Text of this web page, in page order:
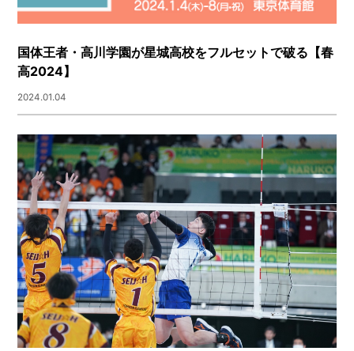
国体王者・高川学園が星城高校をフルセットで破る【春
高2024】
2024.01.04